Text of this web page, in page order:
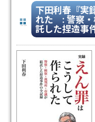
下田利春『実
れた : 警察・
託した捏造事